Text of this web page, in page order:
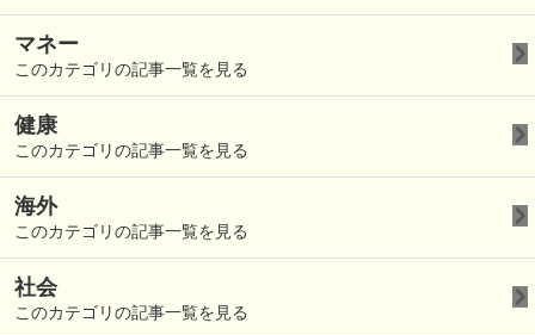
マネー
このカテゴリの記事一覧を見る
健康
このカテゴリの記事一覧を見る
海外
このカテゴリの記事一覧を見る
社会
このカテゴリの記事一覧を見る